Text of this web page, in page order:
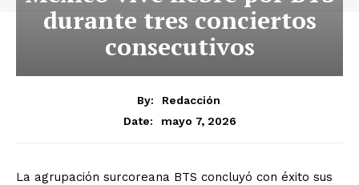
durante tres conciertos
consecutivos
By:
Redacción
Date:
mayo 7, 2026
La agrupación surcoreana BTS concluyó con éxito sus